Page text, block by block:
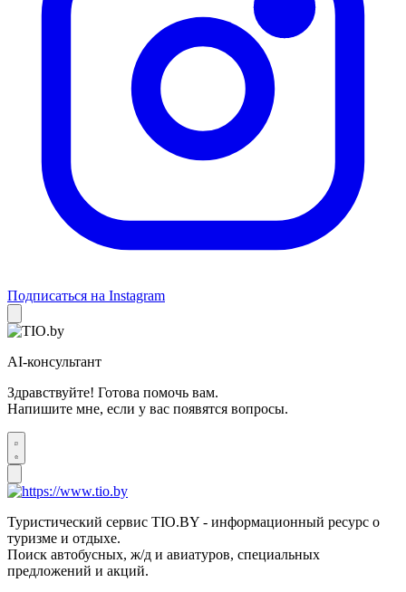
Подписаться на Instagram
AI-консультант
Здравствуйте! Готова помочь вам.
Напишите мне, если у вас появятся вопросы.
Туристический сервис TIO.BY - информационный ресурс о
туризме и отдыхе.
Поиск автобусных, ж/д и авиатуров, специальных
предложений и акций.